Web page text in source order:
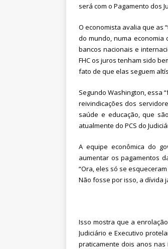
será com o Pagamento dos
O economista avalia que as
do mundo, numa economia
bancos nacionais e
FHC os juros tenham sido
fato de que elas seguem
Segundo Washington, essa
reivindicações dos
saúde e educação, que
atualmente do PCS do
A equipe econômica do
aumentar os pagamentos
“Ora, eles só se
Não fosse por isso, a dívida
Isso mostra que a
Judiciário e Executivo
praticamente dois anos